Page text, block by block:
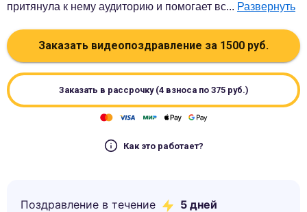
притянула к нему аудиторию и помогает вс... Развернуть
Заказать видеопоздравление за 1500 руб.
Заказать в рассрочку (4 взноса по 375руб.)
Как это работает?
Поздравление в течение 5 дней